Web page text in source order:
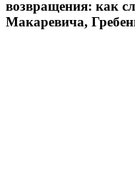
возвращения: как
Макаревича,